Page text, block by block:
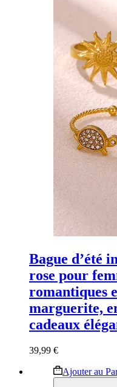
Bague d’été
rose pour
romantiques
marguerite,
cadeaux
39,99 €
Ajouter au